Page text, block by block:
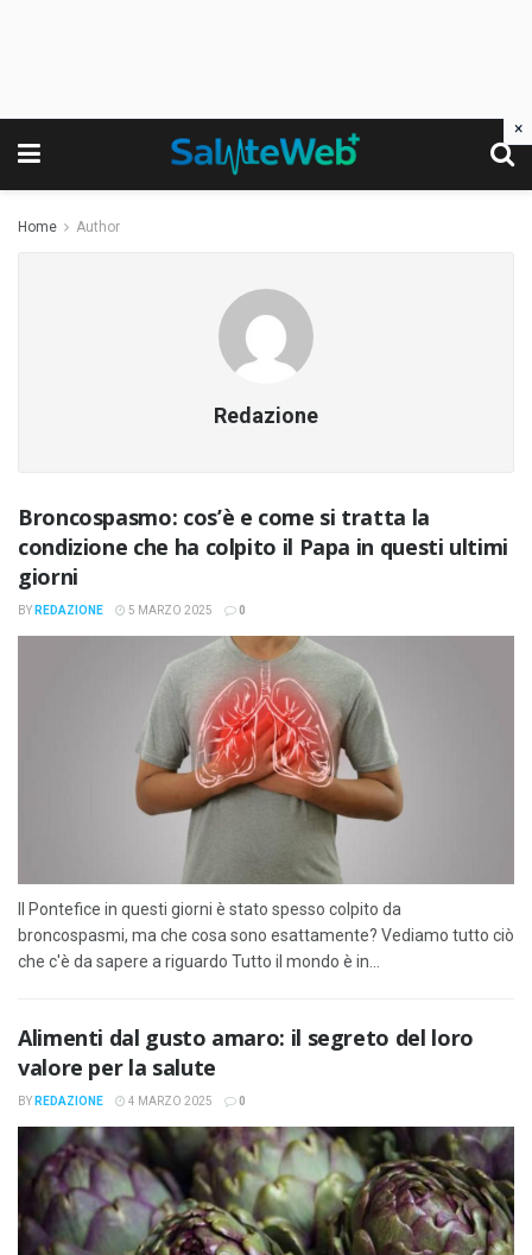
Home Author
Redazione
Broncospasmo: cos’è e come si tratta la
condizione che ha colpito il Papa in questi ultimi
giorni
BY REDAZIONE 5 MARZO 2025 0
Il Pontefice in questi giorni è stato spesso colpito da
broncospasmi, ma che cosa sono esattamente? Vediamo tutto ciò
che c'è da sapere a riguardo Tutto il mondo è in...
Alimenti dal gusto amaro: il segreto del loro
valore per la salute
BY REDAZIONE 4 MARZO 2025 0
×